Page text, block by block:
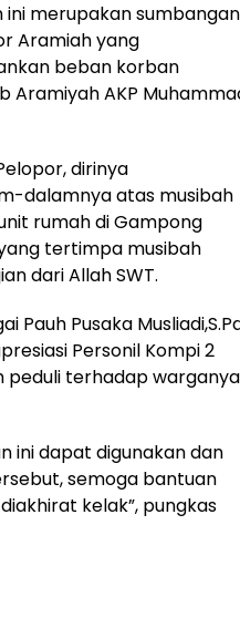
ini merupakan sumbangan
Aramiah yang
beban korban
Aramiyah AKP
dirinya
dalamnya atas musibah
rumah di Gampong
tertimpa musibah
dari Allah SWT.
Pauh Pusaka
Personil Kompi 2
peduli terhadap warganya
ini dapat digunakan dan
semoga bantuan
kelak”, pungkas